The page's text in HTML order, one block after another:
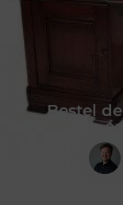
Bestel
een